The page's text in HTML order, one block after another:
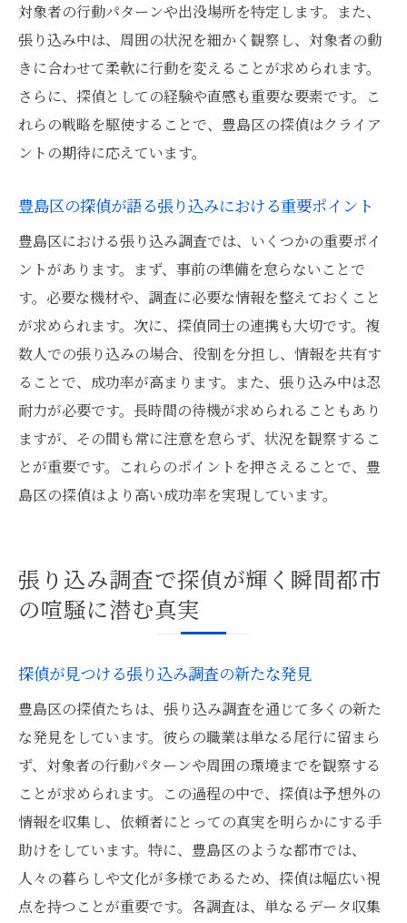
対象者の行動パターンや出没場所を特定します。また、
張り込み中は、周囲の状況を細かく観察し、対象者の動
きに合わせて柔軟に行動を変えることが求められます。
さらに、探偵としての経験や直感も重要な要素です。こ
れらの戦略を駆使することで、豊島区の探偵はクライア
ントの期待に応えています。
豊島区の探偵が語る張り込みにおける重要ポイント
豊島区における張り込み調査では、いくつかの重要ポイ
ントがあります。まず、事前の準備を怠らないことで
す。必要な機材や、調査に必要な情報を整えておくこと
が求められます。次に、探偵同士の連携も大切です。複
数人での張り込みの場合、役割を分担し、情報を共有す
ることで、成功率が高まります。また、張り込み中は忍
耐力が必要です。長時間の待機が求められることもあり
ますが、その間も常に注意を怠らず、状況を観察するこ
とが重要です。これらのポイントを押さえることで、豊
島区の探偵はより高い成功率を実現しています。
張り込み調査で探偵が輝く瞬間都市
の喧騒に潜む真実
探偵が見つける張り込み調査の新たな発見
豊島区の探偵たちは、張り込み調査を通じて多くの新た
な発見をしています。彼らの職業は単なる尾行に留まら
ず、対象者の行動パターンや周囲の環境までを観察する
ことが求められます。この過程の中で、探偵は予想外の
情報を収集し、依頼者にとっての真実を明らかにする手
助けをしています。特に、豊島区のような都市では、
人々の暮らしや文化が多様であるため、探偵は幅広い視
点を持つことが重要です。各調査は、単なるデータ収集